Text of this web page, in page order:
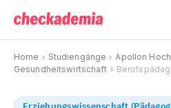
Home Studiengänge
Apollon
Gesundheitswirtschaft